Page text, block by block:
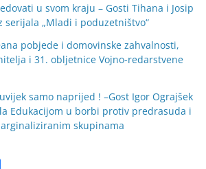
u svom kraju – Gosti Tihana i Josip
serijala „Mladi i poduzetništvo“
pobjede i domovinske zahvalnosti,
i 31. obljetnice Vojno-redarstvene
samo naprijed ! –Gost Igor Ograjšek
Edukacijom u borbi protiv predrasuda i
skupinama